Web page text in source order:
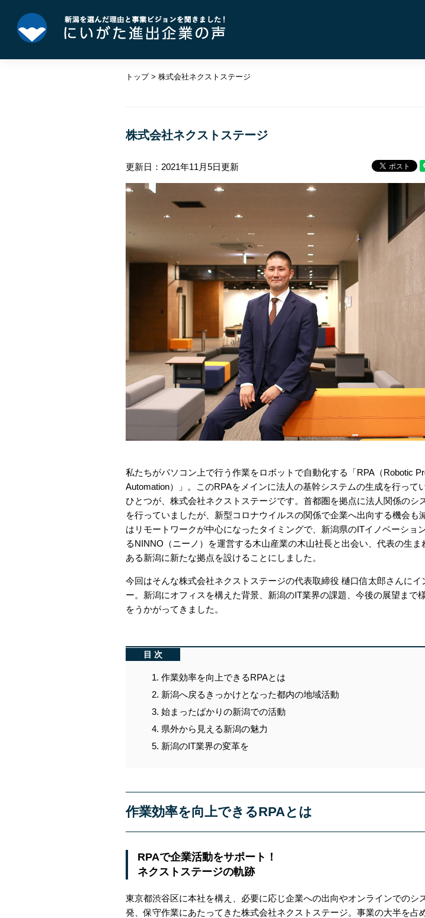
トップ > 株式会社ネクストステージ
文
株式会社ネクストステージ
更新日：2021年11月5日更新
私たちがパソコン上で行う作業をロボットで自動化する「RPA（Robotic
Automation）」。このRPAをメインに法人の基幹システムの生成を行って
ひとつが、株式会社ネクストステージです。首都圏を拠点に法人関係のシ
を行っていましたが、新型コロナウイルスの関係で企業へ出向する機会も
はリモートワークが中心になったタイミングで、新潟県のITイノベーショ
るNINNO（ニーノ）を運営する木山産業の木山社長と出会い、代表の生ま
ある新潟に新たな拠点を設けることにしました。
今回はそんな株式会社ネクストステージの代表取締役 樋口信太郎さんにイ
ー。新潟にオフィスを構えた背景、新潟のIT業界の課題、今後の展望まで
をうかがってきました。
目次
作業効率を向上できるRPAとは
新潟へ戻るきっかけとなった都内の地域活動
始まったばかりの新潟での活動
県外から見える新潟の魅力
新潟のIT業界の変革を
作業効率を向上できるRPAとは
RPAで企業活動をサポート！
ネクストステージの軌跡
東京都渋谷区に本社を構え、必要に応じ企業への出向やオンラインでのシ
発、保守作業にあたってきた株式会社ネクストステージ。事業の大半を占